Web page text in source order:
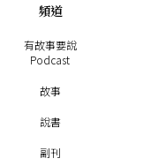
頻道
有故事要說
Podcast
故事
說書
副刊